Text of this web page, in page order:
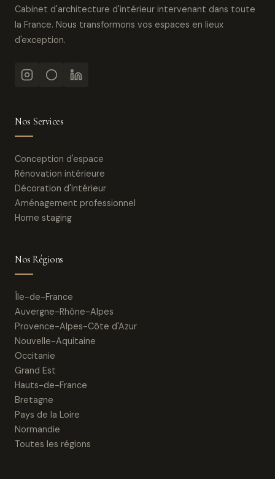
Cabinet d'architecture d'intérieur intervenant dans toute
la France. Nous transformons vos espaces en lieux
d'exception.
Nos Services
Conception d'espace
Rénovation intérieure
Décoration d'intérieur
Aménagement professionnel
Home staging
Nos Régions
Île-de-France
Auvergne-Rhône-Alpes
Provence-Alpes-Côte d'Azur
Nouvelle-Aquitaine
Occitanie
Grand Est
Hauts-de-France
Bretagne
Pays de la Loire
Normandie
Toutes les régions